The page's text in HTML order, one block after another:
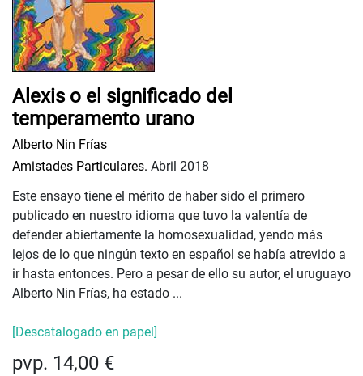
Alexis o el significado del
temperamento urano
Alberto Nin Frías
Amistades Particulares. Abril 2018
Este ensayo tiene el mérito de haber sido el primero
publicado en nuestro idioma que tuvo la valentía de
defender abiertamente la homosexualidad, yendo más
lejos de lo que ningún texto en español se había atrevido a
ir hasta entonces. Pero a pesar de ello su autor, el uruguayo
Alberto Nin Frías, ha estado ...
[Descatalogado en papel]
pvp. 14,00 €